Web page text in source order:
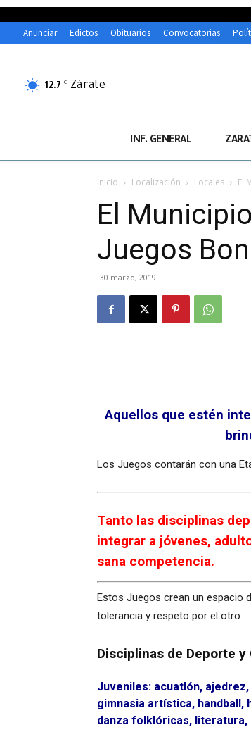
Anunciar Edictos Obituarios Convocatorias
12.7 C Zárate
INF. GENERAL
Inicio Localización Locales El
El
Juegos
30 marzo, 2019
Aquellos que estén
Los Juegos contarán con una
Tanto las disciplinas
integrar a jóvenes,
sana competencia.
Estos Juegos crean un espacio
tolerancia y respeto por el otro.
Disciplinas de Deporte y
Juveniles: acuatlón,
gimnasia artística,
danza folklóricas,